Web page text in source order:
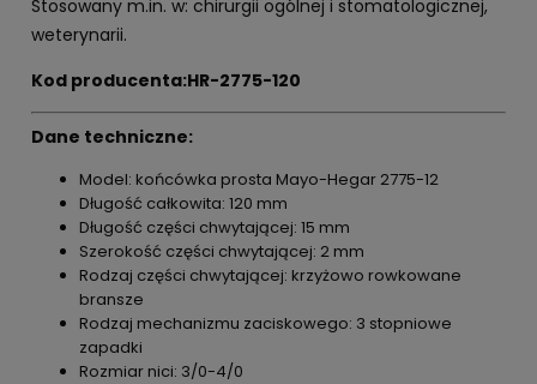
Stosowany m.in. w: chirurgii ogólnej i stomatologicznej,
weterynarii.
Kod producenta:HR-2775-120
Dane techniczne:
Model: końcówka prosta Mayo-Hegar 2775-12
Długość całkowita: 120 mm
Długość części chwytającej: 15 mm
Szerokość części chwytającej: 2 mm
Rodzaj części chwytającej: krzyżowo rowkowane
bransze
Rodzaj mechanizmu zaciskowego: 3 stopniowe
zapadki
Rozmiar nici: 3/0-4/0